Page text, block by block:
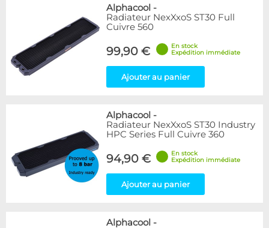
Alphacool -
Radiateur NexXxoS ST30 Full
Cuivre 560
99,90 €
En stock
Expédition immédiate
Ajouter au panier
Alphacool -
Radiateur NexXxoS ST30 Industry
HPC Series Full Cuivre 360
94,90 €
En stock
Expédition immédiate
Ajouter au panier
Alphacool -